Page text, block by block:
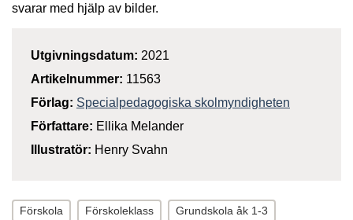
svarar med hjälp av bilder.
Utgivningsdatum: 2021
Artikelnummer: 11563
Förlag: Specialpedagogiska skolmyndigheten
Författare: Ellika Melander
Illustratör: Henry Svahn
Förskola Förskoleklass Grundskola åk 1-3